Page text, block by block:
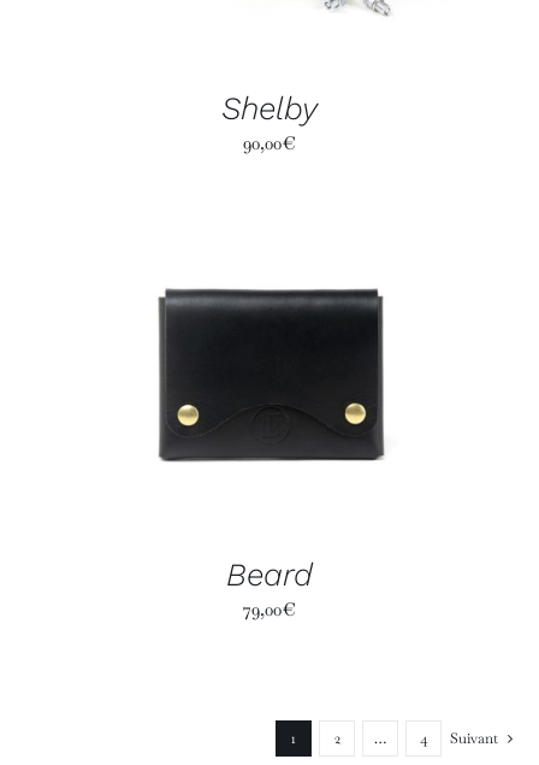
Shelby
90,00€
Beard
79,00€
1 2 … 4 Suivant